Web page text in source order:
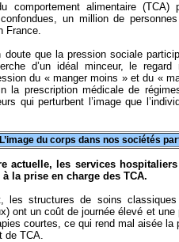
comportement alimentaire (TCA)
un million de
France.
doute que la pression sociale
d’un idéal minceur, le
du « manger moins » et du «
la prescription médicale de
qui perturbent l’image que
L’image du corps dans nos sociétés
actuelle, les services
à la prise en charge des TCA.
les structures de soins classiques
ont un coût de journée élevé et
courtes, ce qui rend mal aisée la
de TCA.